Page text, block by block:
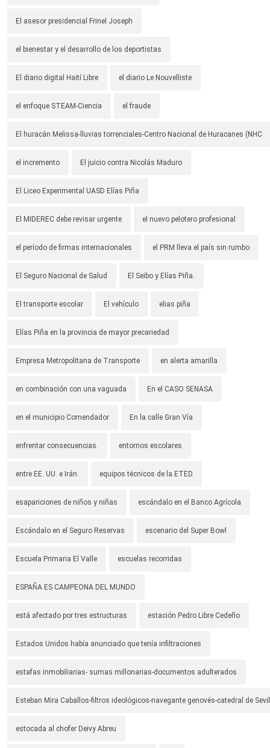
El asesor presidencial Frinel Joseph
el bienestar y el desarrollo de los deportistas
El diario digital Haití Libre el diario Le Nouvelliste
el enfoque STEAM-Ciencia el fraude
El huracán Melissa-lluvias torrenciales-Centro Nacional de Huracanes (NHC
el incremento El juicio contra Nicolás Maduro
El Liceo Experimental UASD Elías Piña
El MIDEREC debe revisar urgente el nuevo pelotero profesional
el período de firmas internacionales el PRM lleva el país sin rumbo
El Seguro Nacional de Salud El Seibo y Elías Piña.
El transporte escolar El vehículo elias piña
Elías Piña en la provincia de mayor precariedad
Empresa Metropolitana de Transporte en alerta amarilla
en combinación con una vaguada En el CASO SENASA
en el municipio Comendador En la calle Gran Vía
enfrentar consecuencias. entornos escolares
entre EE. UU. e Irán. equipos técnicos de la ETED
esapariciones de niños y niñas escándalo en el Banco Agrícola
Escándalo en el Seguro Reservas escenario del Super Bowl
Escuela Primaria El Valle escuelas recorridas
ESPAÑA ES CAMPEONA DEL MUNDO
está afectado por tres estructuras estación Pedro Libre Cedeño
Estados Unidos había anunciado que tenía infiltraciones
estafas inmobiliarias- sumas millonarias-documentos adulterados
Esteban Mira Caballos-filtros ideológicos-navegante genovés-catedral de
estocada al chofer Deivy Abreu